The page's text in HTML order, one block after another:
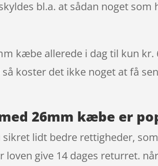
bl.a. at sådan noget
kæbe allerede i dag til kun
koster det ikke noget at få
med 26mm kæbe er
lidt bedre rettigheder,
give 14 dages returret.